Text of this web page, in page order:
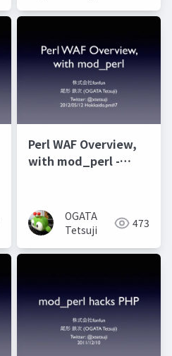
Perl WAF Overview,
with mod_perl -
OGATA
Tetsuji
473